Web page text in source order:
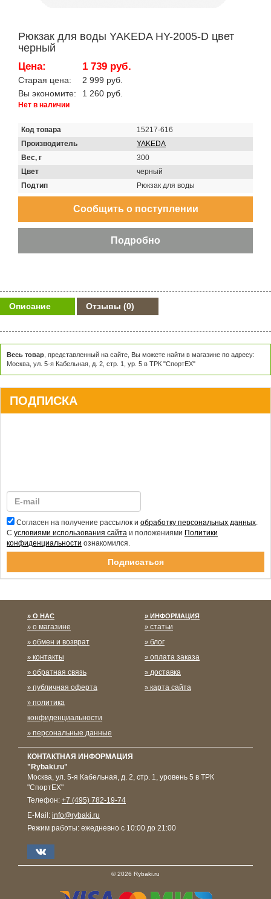
Рюкзак для воды YAKEDA HY-2005-D цвет
черный
Цена: 1 739 руб.
Старая цена:
2 999 руб.
Вы экономите:
1 260 руб.
Нет в наличии
Код товара
15217-616
Производитель
YAKEDA
Вес, г
300
Цвет
черный
Подтип
Рюкзак для воды
Описание Отзывы (0)
Весь товар , представленный на сайте, Вы можете найти в магазине по адресу:
Москва, ул. 5-я Кабельная, д. 2, стр. 1, ур. 5 в ТРК "СпортЕХ"
ПОДПИСКА
Согласен на получение рассылок и обработку персональных данных
С условиями использования сайта и положениями Политики
конфиденциальности ознакомился.
О НАС
о магазине
обмен и возврат
контакты
обратная связь
публичная оферта
политика
конфиденциальности
персональные данные
ИНФОРМАЦИЯ
статьи
блог
оплата заказа
доставка
карта сайта
КОНТАКТНАЯ ИНФОРМАЦИЯ
"Rybaki.ru"
Москва, ул. 5-я Кабельная, д. 2, стр. 1, уровень 5 в ТРК
"СпортЕХ"
Телефон: +7 (495) 782-19-74
E-Mail: info@rybaki.ru
Режим работы: ежедневно с 10:00 до 21:00
© 2026 Rybaki.ru